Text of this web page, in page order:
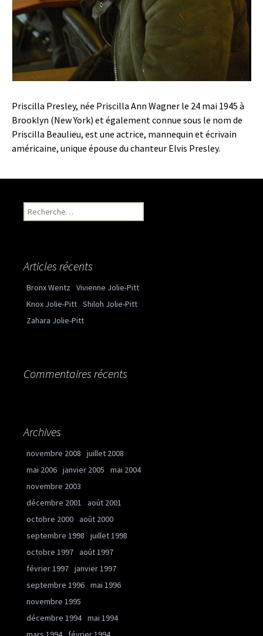
Priscilla Presley, née Priscilla Ann Wagner le 24 mai 1945 à
Brooklyn (New York) et également connue sous le nom de
Priscilla Beaulieu, est une actrice, mannequin et écrivain
américaine, unique épouse du chanteur Elvis Presley.
Recherche pour :
Articles récents
Bronx Wentz Vivienne Jolie-Pitt
Knox Jolie-Pitt Shiloh Jolie-Pitt
Zahara Jolie-Pitt
Commentaires récents
Archives
novembre 2008
juillet 2008
mai 2006 janvier 2005
mai 2004
novembre 2003
décembre 2001
août 2001
octobre 2000 août 2000
septembre 1998
juillet 1998
octobre 1997 août 1997
février 1997 janvier 1997
septembre 1996 mai 1996
novembre 1995
décembre 1994 mai 1994